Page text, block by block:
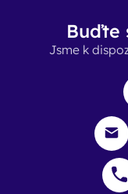
Buďte
Jsme k